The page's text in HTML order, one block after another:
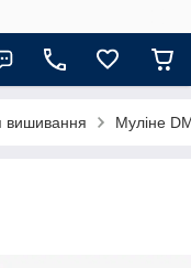
вишивання Муліне